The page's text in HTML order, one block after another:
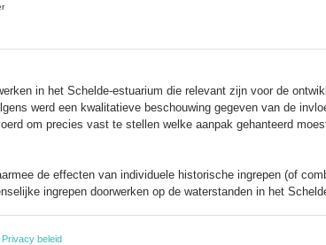
in het Schelde-estuarium die relevant zijn voor de
werd een kwalitatieve beschouwing gegeven van de
om precies vast te stellen welke aanpak gehanteerd
de effecten van individuele historische ingrepen (of
ingrepen doorwerken op de waterstanden in het
Privacy beleid